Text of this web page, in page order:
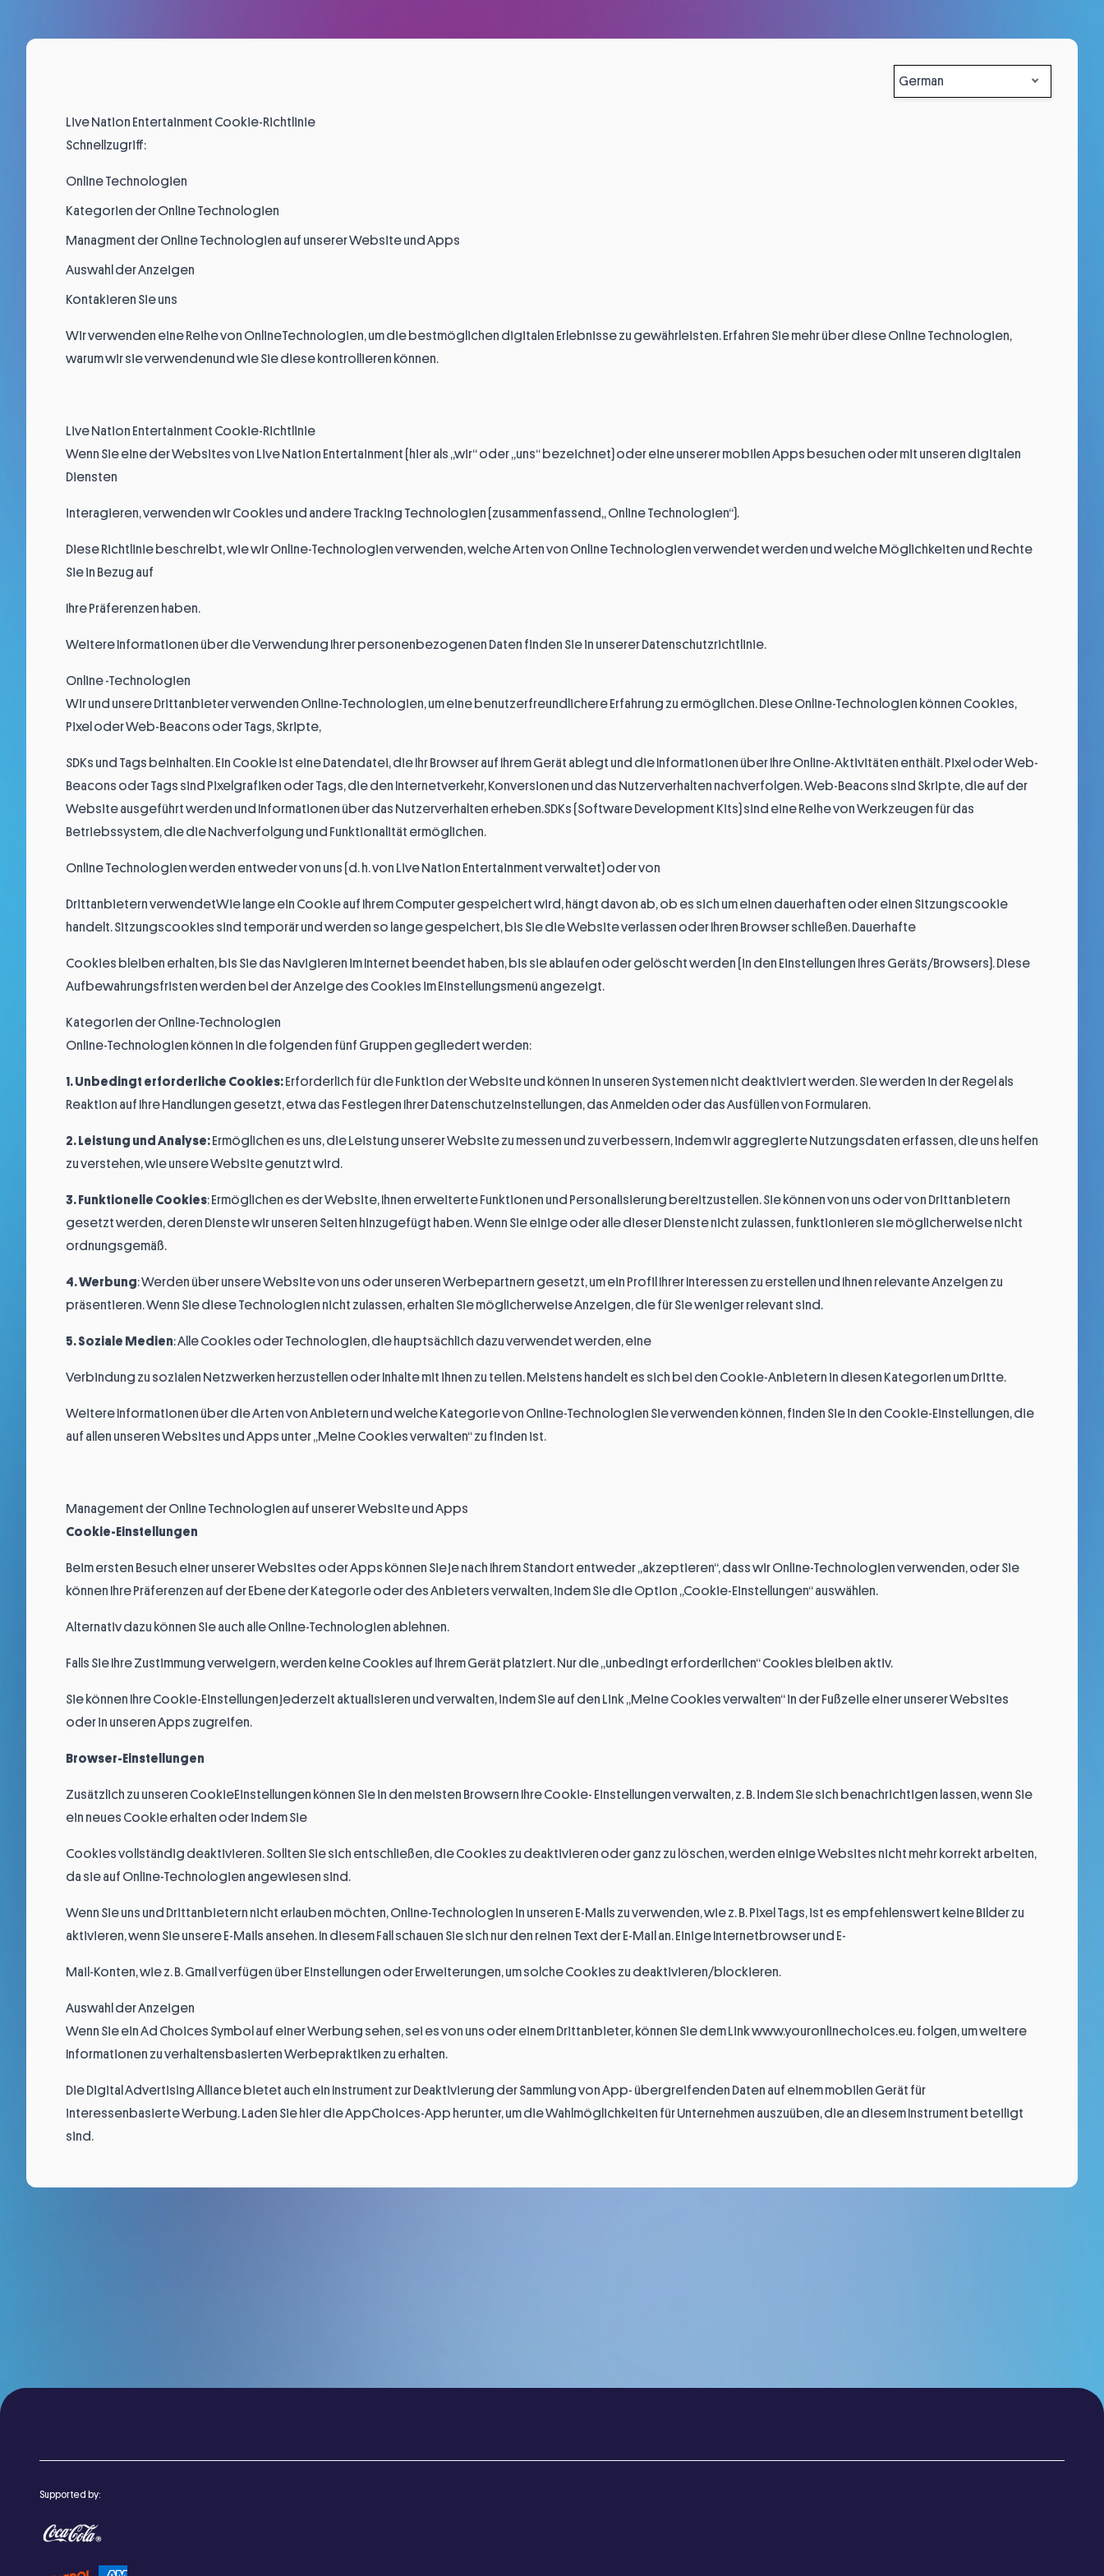
German
Live Nation ​Entertainment Cookie-Richtlinie
Schnellzugriff:
Online Technologien
Kategorien der Online Technologien
Managment der Online Technologien auf unserer Website und Apps
Auswahl der Anzeigen
Kontakieren Sie uns
Wir verwenden eine Reihe von OnlineTechnologien, um die bestmöglichen digitalen Erlebnisse zu gewährleisten. Erfahren Sie mehr über diese Online Technologien,
warum wir sie verwendenund wie Sie diese kontrollieren können.
Live Nation Entertainment Cookie-Richtlinie
Wenn Sie eine der Websites von Live Nation Entertainment (hier als „wir“ oder „uns“ bezeichnet) oder eine unserer mobilen Apps besuchen oder mit unseren digitalen
Diensten
interagieren, verwenden wir Cookies und andere Tracking Technologien (zusammenfassend„ Online Technologien“).
Diese Richtlinie beschreibt, wie wir Online-Technologien verwenden, welche Arten von Online Technologien verwendet werden und welche Möglichkeiten und Rechte
Sie in Bezug auf
Ihre Präferenzen haben.
Weitere Informationen über die Verwendung Ihrer personenbezogenen Daten finden Sie in unserer Datenschutzrichtlinie.
Online -Technologien
Wir und unsere Drittanbieter verwenden Online-Technologien, um eine benutzerfreundlichere Erfahrung zu ermöglichen. Diese Online-Technologien können Cookies,
Pixel oder Web-Beacons oder Tags, Skripte,
SDKs und Tags beinhalten. Ein Cookie ist eine Datendatei, die Ihr Browser auf Ihrem Gerät ablegt und die Informationen über Ihre Online-Aktivitäten enthält. Pixel oder Web-
Beacons oder Tags sind Pixelgrafiken oder Tags, die den Internetverkehr, Konversionen und das Nutzerverhalten nachverfolgen. Web-Beacons sind Skripte, die auf der
Website ausgeführt werden und Informationen über das Nutzerverhalten erheben.SDKs (Software Development Kits) sind eine Reihe von Werkzeugen für das
Betriebssystem, die die Nachverfolgung und Funktionalität ermöglichen.
Online Technologien werden entweder von uns (d. h. von Live Nation Entertainment verwaltet) oder von
Drittanbietern verwendetWie lange ein Cookie auf Ihrem Computer gespeichert wird, hängt davon ab, ob es sich um einen dauerhaften oder einen Sitzungscookie
handelt. Sitzungscookies sind temporär und werden so lange gespeichert, bis Sie die Website verlassen oder Ihren Browser schließen. Dauerhafte
Cookies bleiben erhalten, bis Sie das Navigieren im Internet beendet haben, bis sie ablaufen oder gelöscht werden (in den Einstellungen Ihres Geräts/Browsers). Diese
Aufbewahrungsfristen werden bei der Anzeige des Cookies im Einstellungsmenü angezeigt.
Kategorien der Online-Technologien
Online-Technologien können in die folgenden fünf Gruppen gegliedert werden:
1. Unbedingt erforderliche Cookies:Erforderlich für die Funktion der Website und können in unseren Systemen nicht deaktiviert werden. Sie werden in der Regel als
Reaktion auf Ihre Handlungen gesetzt, etwa das Festlegen Ihrer Datenschutzeinstellungen, das Anmelden oder das Ausfüllen von Formularen.
2. Leistung und Analyse:Ermöglichen es uns, die Leistung unserer Website zu messen und zu verbessern, indem wir aggregierte Nutzungsdaten erfassen, die uns helfen
zu verstehen, wie unsere Website genutzt wird.
3. Funktionelle Cookies: Ermöglichen es der Website, Ihnen erweiterte Funktionen und Personalisierung bereitzustellen. Sie können von uns oder von Drittanbietern
gesetzt werden, deren Dienste wir unseren Seiten hinzugefügt haben. Wenn Sie einige oder alle dieser Dienste nicht zulassen, funktionieren sie möglicherweise nicht
ordnungsgemäß.
4. Werbung: Werden über unsere Website von uns oder unseren Werbepartnern gesetzt, um ein Profil Ihrer Interessen zu erstellen und Ihnen relevante Anzeigen zu
präsentieren. Wenn Sie diese Technologien nicht zulassen, erhalten Sie möglicherweise Anzeigen, die für Sie weniger relevant sind.
5. Soziale Medien: Alle Cookies oder Technologien, die hauptsächlich dazu verwendet werden, eine
Verbindung zu sozialen Netzwerken herzustellen oder Inhalte mit ihnen zu teilen. Meistens handelt es sich bei den Cookie-Anbietern in diesen Kategorien um Dritte.
Weitere Informationen über die Arten von Anbietern und welche Kategorie von Online-Technologien Sie verwenden können, finden Sie in den Cookie-Einstellungen, die
auf allen unseren Websites und Apps unter „Meine Cookies verwalten“ zu finden ist.
Management der Online Technologien auf unserer Website und Apps
Cookie-Einstellungen
Beim ersten Besuch einer unserer Websites oder Apps können Sie je nach Ihrem Standort entweder „akzeptieren“, dass wir Online-Technologien verwenden, oder Sie
können Ihre Präferenzen auf der Ebene der Kategorie oder des Anbieters verwalten, indem Sie die Option „Cookie-Einstellungen“ auswählen.
Alternativ dazu können Sie auch alle Online-Technologien ablehnen.
Falls Sie Ihre Zustimmung verweigern, werden keine Cookies auf Ihrem Gerät platziert. Nur die „unbedingt erforderlichen“ Cookies bleiben aktiv.
Sie können Ihre Cookie-Einstellungen jederzeit aktualisieren und verwalten, indem Sie auf den Link „Meine Cookies verwalten“ in der Fußzeile einer unserer Websites
oder in unseren Apps zugreifen.
Browser-Einstellungen
Zusätzlich zu unseren CookieEinstellungen können Sie in den meisten Browsern Ihre Cookie- Einstellungen verwalten, z. B. indem Sie sich benachrichtigen lassen, wenn Sie
ein neues Cookie erhalten oder indem Sie
Cookies vollständig deaktivieren. Sollten Sie sich entschließen, die Cookies zu deaktivieren oder ganz zu löschen, werden einige Websites nicht mehr korrekt arbeiten,
da sie auf Online-Technologien angewiesen sind.
Wenn Sie uns und Drittanbietern nicht erlauben möchten, Online-Technologien in unseren E-Mails zu verwenden, wie z. B. Pixel Tags, ist es empfehlenswert keine Bilder zu
aktivieren, wenn Sie unsere E-Mails ansehen. In diesem Fall schauen Sie sich nur den reinen Text der E-Mail an. Einige Internetbrowser und E-
Mail-Konten, wie z. B. Gmail verfügen über Einstellungen oder Erweiterungen, um solche Cookies zu deaktivieren/blockieren.
Auswahl der Anzeigen
Wenn Sie ein Ad Choices Symbol auf einer Werbung sehen, sei es von uns oder einem Drittanbieter, können Sie dem Linkwww.youronlinechoices.eu. folgen, um weitere
Informationen zu verhaltensbasierten Werbepraktiken zu erhalten.
Die Digital Advertising Alliance bietet auch ein Instrument zur Deaktivierung der Sammlung von App- übergreifenden Daten auf einem mobilen Gerät für
interessenbasierte Werbung. Laden Sie hierdie AppChoices-App herunter, um die Wahlmöglichkeiten für Unternehmen auszuüben, die an diesem Instrument beteiligt
sind.
Supported by: